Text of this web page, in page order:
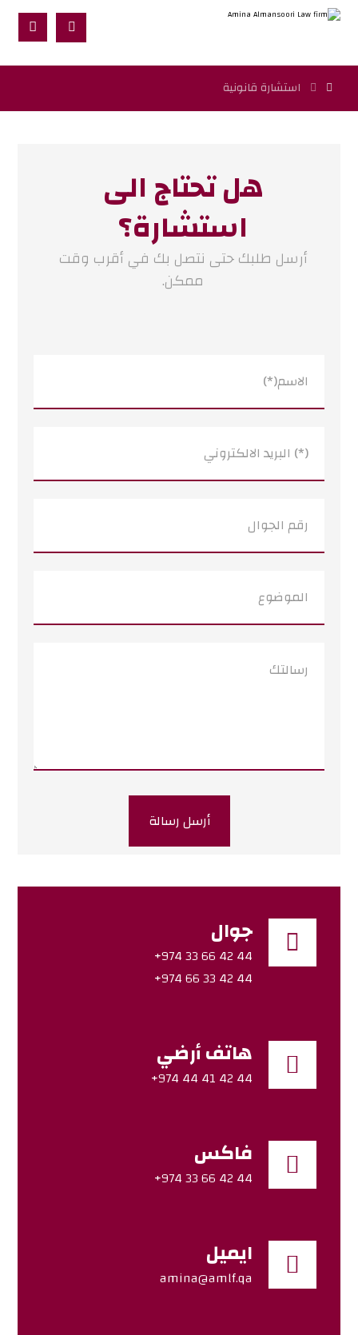
استشارة قانونية
هل تحتاجالى
استشارة؟
أرسل طلبك حتى نتصل بك في أقرب وقت
ممكن.
أرسل رسالة
جوال
44 42 66 33 974+
44 42 33 66 974+
هاتف أرضي
44 42 41 44 974+
فاكس
44 42 66 33 974+
ايميل
amina@amlf.qa